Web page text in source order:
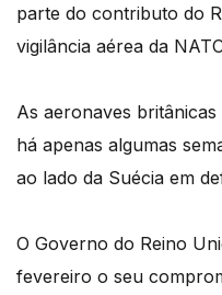
parte do contributo do
vigilância aérea da
As aeronaves
há apenas algumas
ao lado da Suécia em
O Governo do Reino
fevereiro o seu